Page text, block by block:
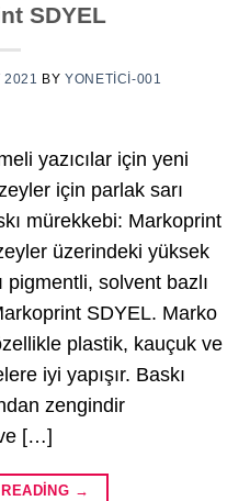
SDYEL
2021 BYYONETICI-001
yazıcılar için yeni
için parlak sarı
mürekkebi: Markoprint
üzerindeki yüksek
pigmentli, solvent bazlı
SDYEL. Marko
plastik, kauçuk ve
iyi yapışır. Baskı
zengindir
ve […]
→